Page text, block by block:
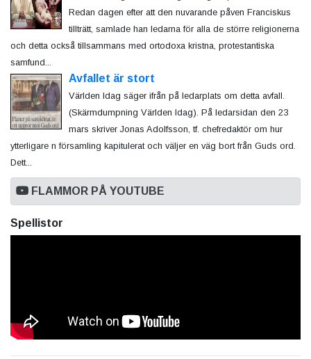
Redan dagen efter att den nuvarande påven Franciskus
tillträtt, samlade han ledarna för alla de större religionerna
och detta också tillsammans med ortodoxa kristna, protestantiska
samfund...
Avfallet är stort
Världen Idag säger ifrån på ledarplats om detta avfall.
(Skärmdumpning Världen Idag). På ledarsidan den 23
mars skriver Jonas Adolfsson, tf. chefredaktör om hur
ytterligare n församling kapitulerat och väljer en väg bort från Guds ord.
Dett...
FLAMMOR PÅ YOUTUBE
Spellistor